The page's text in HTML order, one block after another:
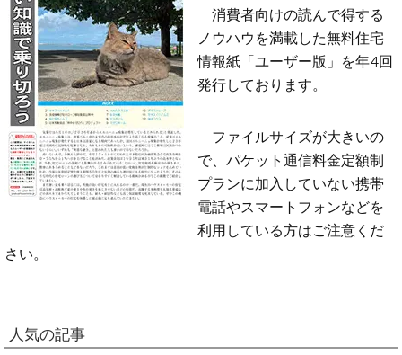
消費者向けの読んで得する
ノウハウを満載した無料住宅
情報紙「ユーザー版」を年4回
発行しております。
ファイルサイズが大きいの
で、パケット通信料金定額制
プランに加入していない携帯
電話やスマートフォンなどを
利用している方はご注意くだ
さい。
人気の記事